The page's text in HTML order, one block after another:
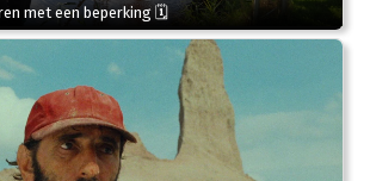
met een beperking 🗓